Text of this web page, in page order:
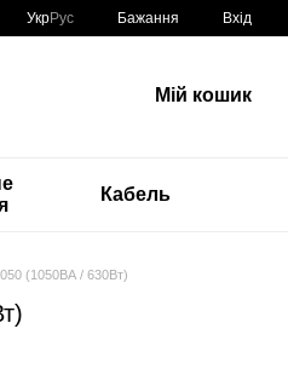
УкрРус Бажання Вхід
Мій кошик
Кабель
(1050ВА / 630Вт)